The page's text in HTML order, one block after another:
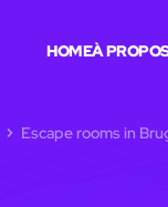
HOMEÀ
Escape rooms in